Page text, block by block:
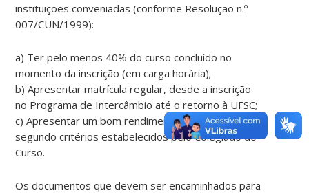
instituições conveniadas (conforme Resolução n.º
007/CUN/1999):
a) Ter pelo menos 40% do curso concluído no
momento da inscrição (em carga horária);
b) Apresentar matrícula regular, desde a inscrição
no Programa de Intercâmbio até o retorno à UFSC;
c) Apresentar um bom rendimento acadêmico,
segundo critérios estabelecidos pelo Colegiado do
Curso.
Os documentos que devem ser encaminhados para